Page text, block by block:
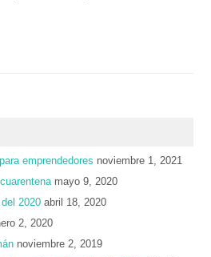
emprendedores noviembre 1, 2021
mayo 9, 2020
2020 abril 18, 2020
2, 2020
noviembre 2, 2019